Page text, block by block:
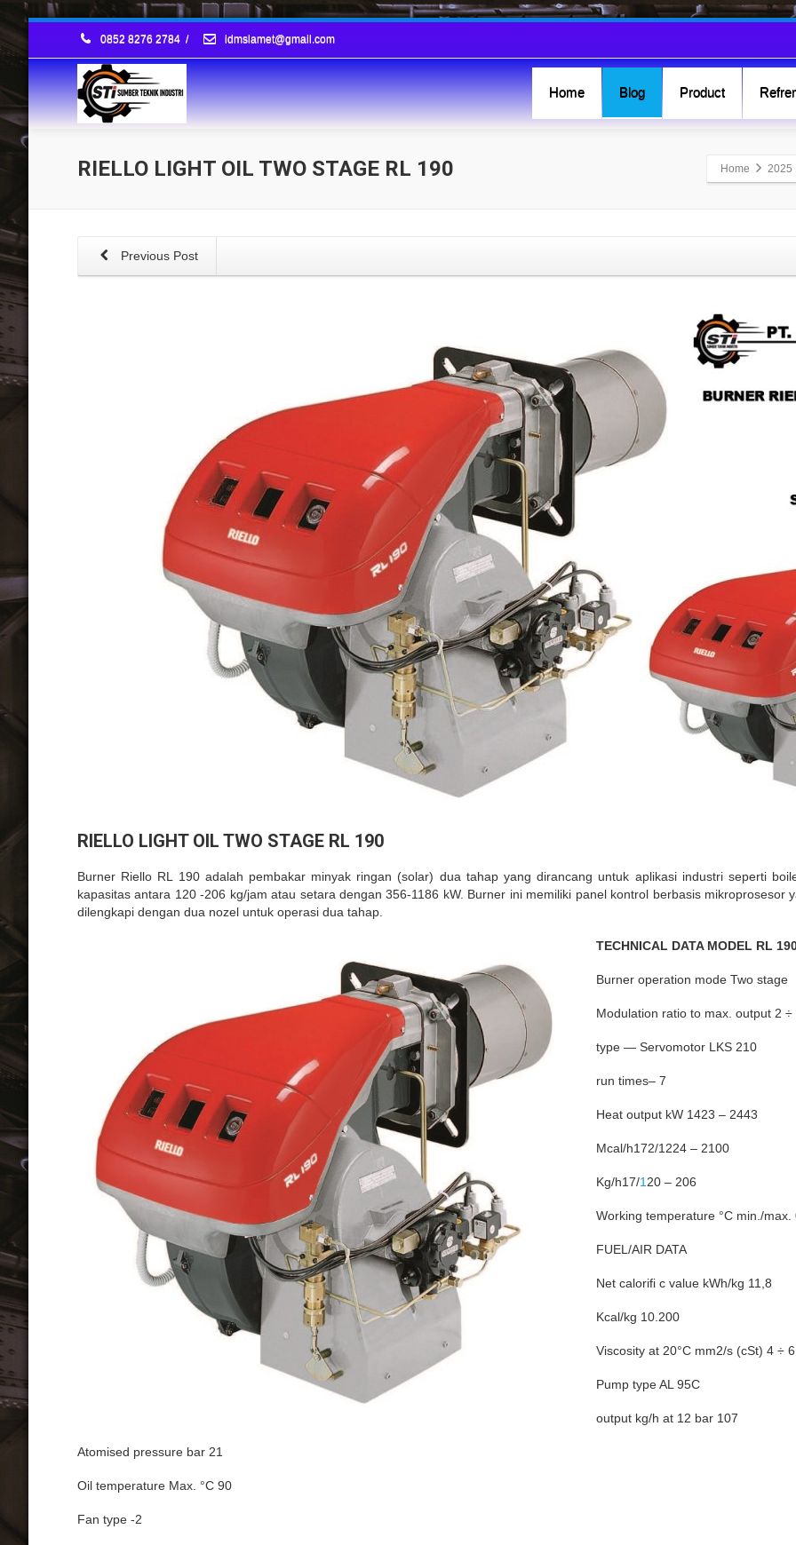
0852 8276 2784 / idmslamet@gmail.com
Home Blog Product
RIELLO LIGHT OIL TWO STAGE RL 190 Home 2025
Previous Post
RIELLO LIGHT OIL TWO STAGE RL 190
Burner Riello RL 190 adalah pembakar minyak ringan (solar) dua tahapyangdirancang untuk aplikasi industri seperti
kapasitas antara 120 -206 kg/jamatau setara dengan 356-1186 kW. Burner ini memiliki panel kontrol berbasis mikroprosesor
dilengkapi dengan dua nozel untuk operasi dua tahap
TECHNICAL DATA MODEL RL
Burner operation mode Two stage
Modulation ratio to max. output 2 ÷
type — Servomotor LKS 210
run times– 7
Heat output kW 1423 – 2443
Mcal/h172/1224 – 2100
Kg/h17/1 20 – 206
Working temperature °C min./max.
FUEL/AIR DATA
Net calorifi c value kWh/kg 11,8
Kcal/kg 10.200
Viscosity at 20°C mm2/s (cSt) 4 ÷ 6
Pump type AL 95C
output kg/h at 12 bar 107
Atomised pressure bar 21
Oil temperature Max. °C 90
Fan type -2